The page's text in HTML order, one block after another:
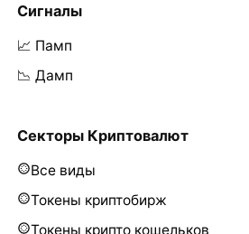
Сигналы
📈 Памп
📉 Дамп
Секторы Криптовалют
Все виды
Токены криптобирж
Токены крипто кошельков